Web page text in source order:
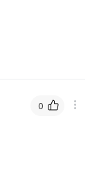
0